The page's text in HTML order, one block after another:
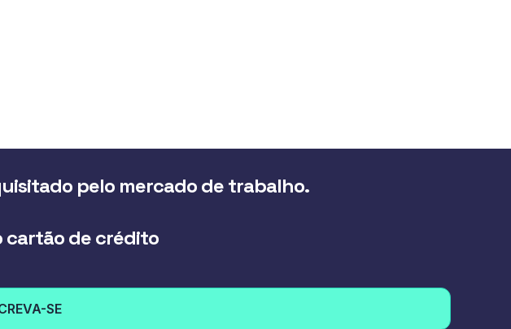
pelo mercado de trabalho.
cartão de crédito
SE